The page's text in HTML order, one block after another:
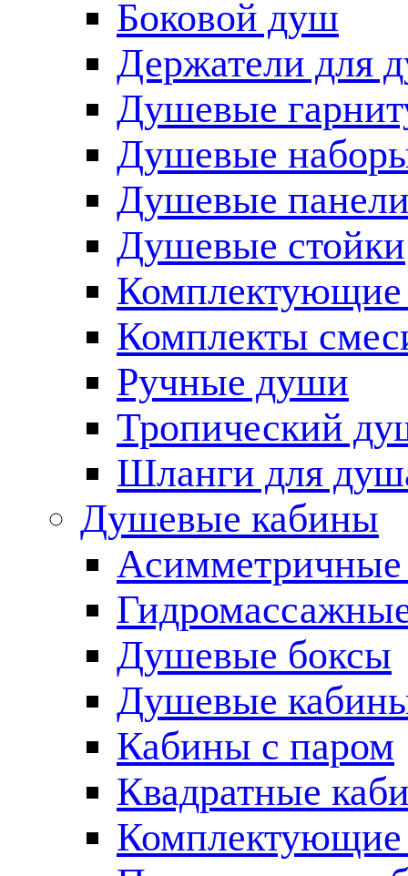
Боковой душ
Держатели для
Душевые
Душевые
Душевые
Душевые стойки
Комплекты
Ручные души
Тропический
Шланги для
Душевые кабины
Душевые боксы
Душевые
Кабины с паром
Квадратные
Комплектующие